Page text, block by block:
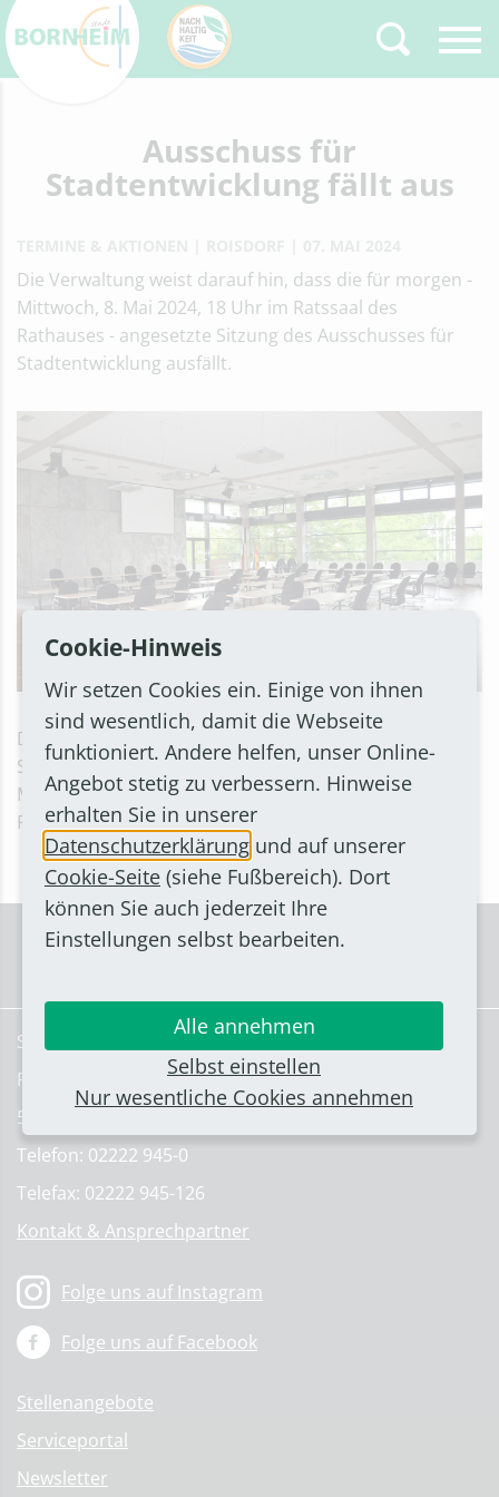
Type 2 or more
characters for results.
Ausschuss für
Stadtentwicklung fällt aus
Die Verwaltung weist darauf hin, dass die für morgen -
Mittwoch, 8. Mai 2024, 18 Uhr im Ratssaal des
Rathauses - angesetzte Sitzung des Ausschusses für
Stadtentwicklung ausfällt.
Die Tagesordungspunkte werden auf die nächste
Sitzung des Stadtentwicklungsausschusses am
Mittwoch, 19. Juni 2024, um 18 Uhr im Ratssaal des
Rathauses übertragen.
Stadt Bornheim
Rathausstraße 2
53332 Bornheim
Telefon: 02222 945-0
Telefax: 02222 945-126
Kontakt & Ansprechpartner
Folge uns auf Instagram
Folge uns auf Facebook
Stellenangebote
Serviceportal
Newsletter
Cookie-Hinweis
Wir setzen Cookies ein. Einige von ihnen
sind wesentlich, damit die Webseite
funktioniert. Andere helfen, unser Online-
Angebot stetig zu verbessern. Hinweise
erhalten Sie in unserer
Datenschutzerklärung und auf unserer
Cookie-Seite (siehe Fußbereich). Dort
können Sie auch jederzeit Ihre
Einstellungen selbst bearbeiten.
Alle annehmen
Selbst einstellen
Nur wesentliche Cookies annehmen